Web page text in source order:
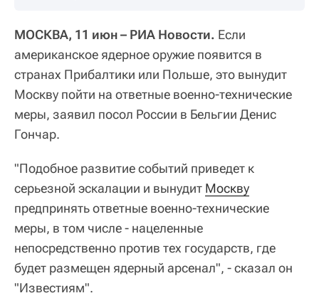
МОСКВА, 11 июн – РИА Новости. Если
американское ядерное оружие появится в
странах Прибалтики или Польше, это вынудит
Москву пойти на ответные военно-технические
меры, заявил посол России в Бельгии Денис
Гончар.
"Подобное развитие событий приведет к
серьезной эскалации и вынудит Москву
предпринять ответные военно-технические
меры, в том числе - нацеленные
непосредственно против тех государств, где
будет размещен ядерный арсенал", - сказал он
"Известиям".